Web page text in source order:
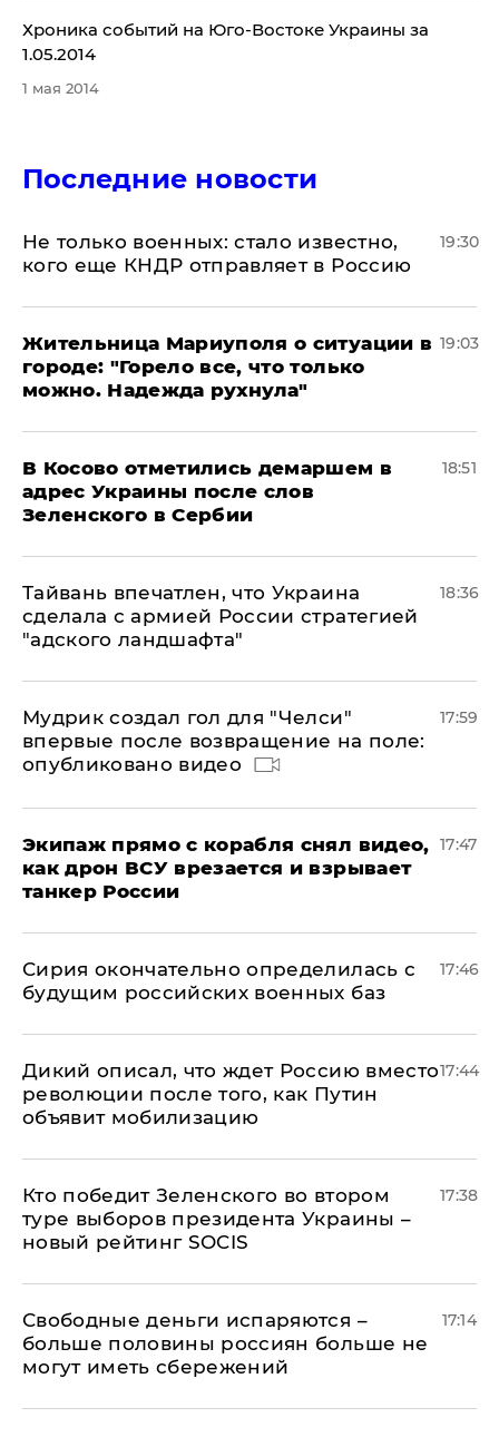
Хроника событий на Юго-Востоке Украины за
1.05.2014
1 мая 2014
Последние новости
Не только военных: стало известно,
кого еще КНДР отправляет в Россию
19:30
Жительница Мариуполя о ситуации в
городе: "Горело все, что только
можно. Надежда рухнула"
19:03
В Косово отметились демаршем в
адрес Украины после слов
Зеленского в Сербии
18:51
Тайвань впечатлен, что Украина
сделала с армией России стратегией
"адского ландшафта"
18:36
Мудрик создал гол для "Челси"
впервые после возвращение на поле:
опубликовано видео
17:59
Экипаж прямо с корабля снял видео,
как дрон ВСУ врезается и взрывает
танкер России
17:47
Сирия окончательно определилась с
будущим российских военных баз
17:46
Дикий описал, что ждет Россию вместо
революции после того, как Путин
объявит мобилизацию
17:44
Кто победит Зеленского во втором
туре выборов президента Украины –
новый рейтинг SOCIS
17:38
Свободные деньги испаряются –
больше половины россиян больше не
могут иметь сбережений
17:14